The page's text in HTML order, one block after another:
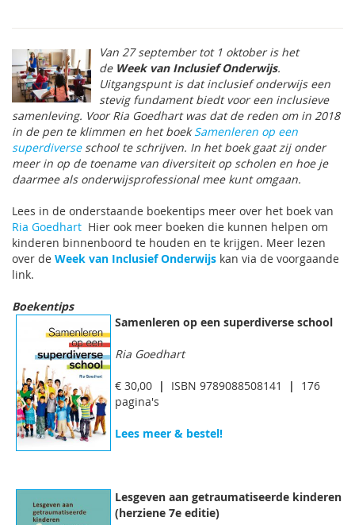
Van 27 september tot 1 oktober is het
de Week van Inclusief Onderwijs.
Uitgangspunt is dat inclusief onderwijs een
stevig fundament biedt voor een inclusieve
samenleving. Voor Ria Goedhart was dat de reden om in 2018
in de pen te klimmen en het boekSamenleren op een
superdiverseschool te schrijven. In het boek gaat zij onder
meer in op de toename van diversiteit op scholen en hoe je
daarmee als onderwijsprofessional mee kunt omgaan.
Lees in de onderstaande boekentips meer over het boek van
Ria Goedhart Hier ook meer boeken die kunnen helpen om
kinderen binnenboord te houden en te krijgen. Meer lezen
over de Week van Inclusief Onderwijs kan via de voorgaande
link.
Boekentips
Samenleren op een superdiverse school
Ria Goedhart
€ 30,00 | ISBN 9789088508141 |
176
pagina's
Lees meer & bestel!
Lesgeven aan getraumatiseerde kinderen
(herziene 7e editie)